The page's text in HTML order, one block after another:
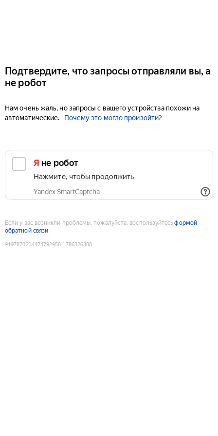
Подтвердите, что запросы отправляли вы, а
не робот
Нам очень жаль, но запросы с вашего устройства похожи на
автоматические.
Почему это могло произойти?
Я не робот
Нажмите, чтобы продолжить
Yandex SmartCaptcha
Если у вас возникли проблемы, пожалуйста, воспользуйтесьформой
обратной связи
9197870234474792958:1786326388